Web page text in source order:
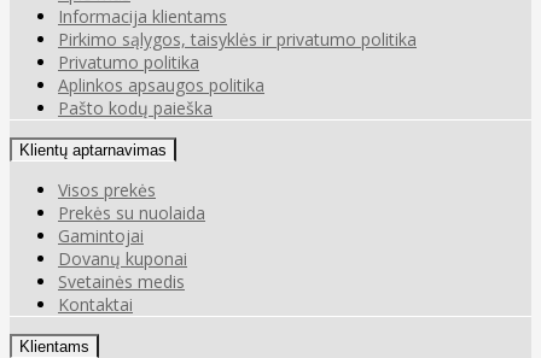
Informacija klientams
Pirkimo sąlygos, taisyklės ir privatumo politika
Privatumo politika
Aplinkos apsaugos politika
Pašto kodų paieška
Klientų aptarnavimas
Visos prekės
Prekės su nuolaida
Gamintojai
Dovanų kuponai
Svetainės medis
Kontaktai
Klientams